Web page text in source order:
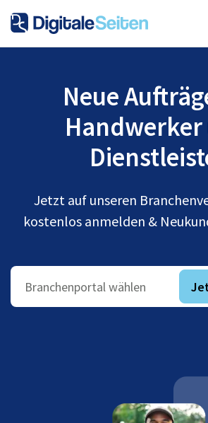
Neue
Jetzt auf unseren
kostenlos anmelden &
Branchenportal wählen